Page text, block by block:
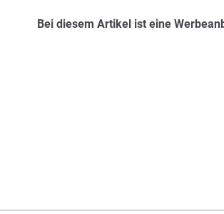
Bei diesem Artikel ist eine